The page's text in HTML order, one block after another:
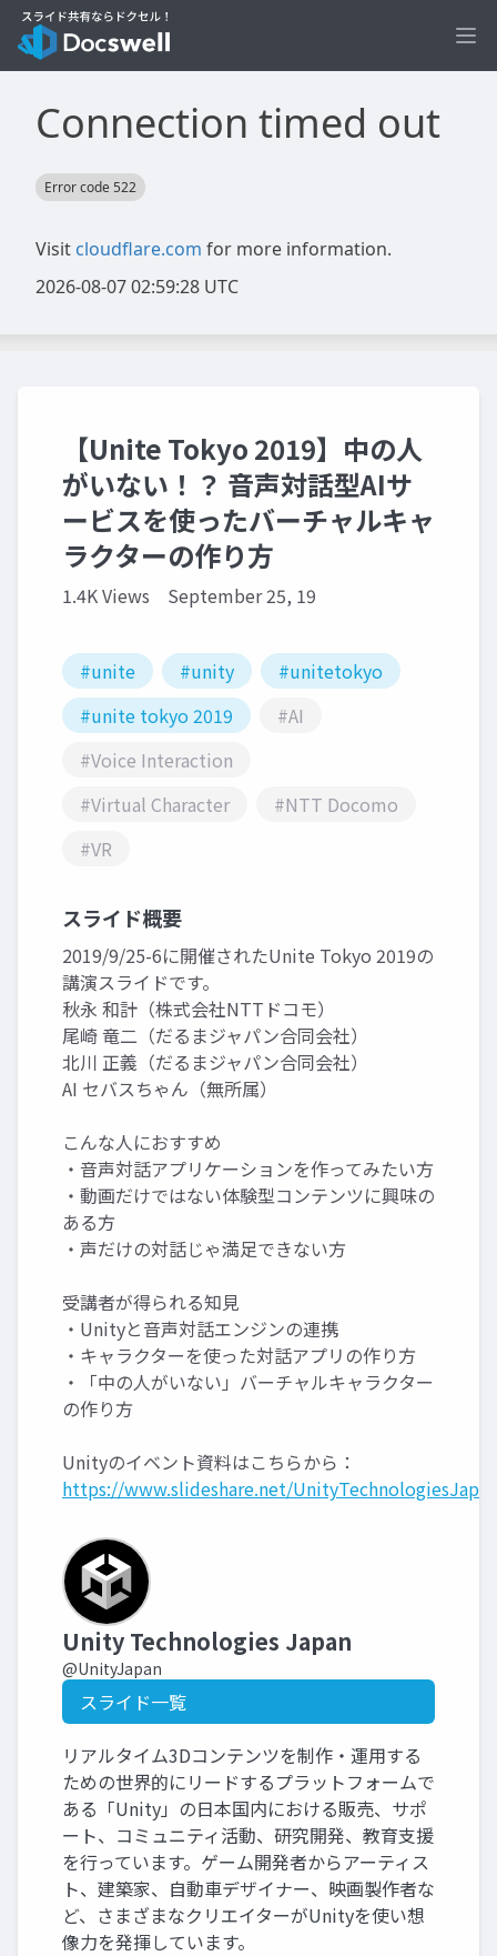
【Unite Tokyo 2019】中の人
がいない！？ 音声対話型AIサ
ービスを使ったバーチャルキャ
ラクターの作り方
1.4K Views September 25, 19
#unite #unity
#unitetokyo
#unite tokyo 2019
#AI
#Voice Interaction
#Virtual Character
#NTT Docomo
#VR
スライド概要
2019/9/25-6に開催されたUnite Tokyo 2019の
講演スライドです。
秋永 和計（株式会社NTTドコモ）
尾崎 竜二（だるまジャパン合同会社）
北川 正義（だるまジャパン合同会社）
AI セバスちゃん（無所属）
こんな人におすすめ
・音声対話アプリケーションを作ってみたい方
・動画だけではない体験型コンテンツに興味の
ある方
・声だけの対話じゃ満足できない方
受講者が得られる知見
・Unityと音声対話エンジンの連携
・キャラクターを使った対話アプリの作り方
・「中の人がいない」バーチャルキャラクター
の作り方
Unityのイベント資料はこちらから：
https://www.slideshare.net/
Unity Technologies Japan
@UnityJapan
スライド一覧
リアルタイム3Dコンテンツを制作・運用する
ための世界的にリードするプラットフォームで
ある「Unity」の日本国内における販売、サポ
ート、コミュニティ活動、研究開発、教育支援
を行っています。ゲーム開発者からアーティス
ト、建築家、自動車デザイナー、映画製作者な
ど、さまざまなクリエイターがUnityを使い想
像力を発揮しています。